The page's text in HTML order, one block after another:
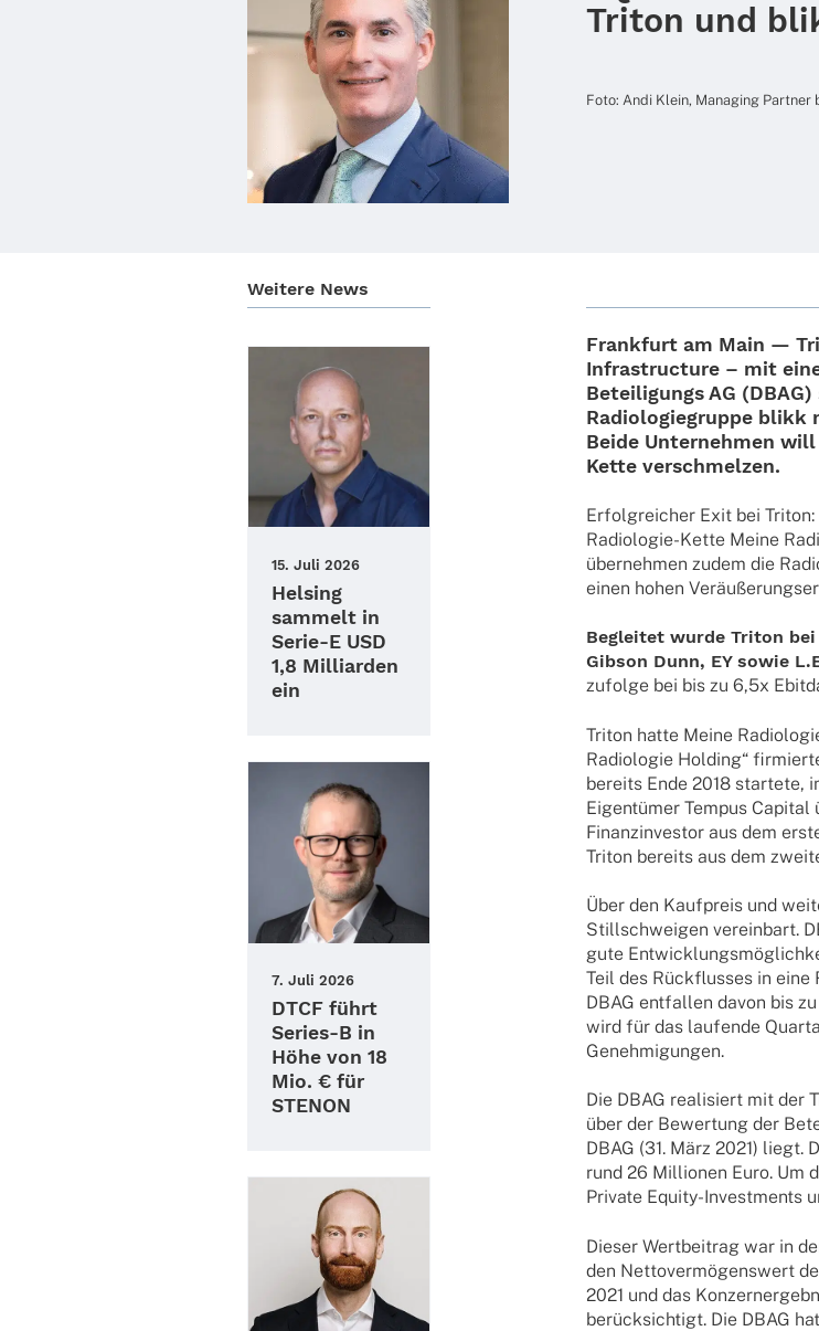
Triton und
Foto: Andi Klein, Mana­ging Part­ner
Weitere News
15. Juli 2026
Helsing
sammelt in
Serie‑E USD
1,8 Milliarden
ein
7. Juli 2026
DTCF führt
Series‑B in
Höhe von 18
Mio. € für
STENON
Frank­furt am Main —
Infra­struc­ture – mit
Betei­li­gungs AG
Radio­lo­gie­gruppe blikk
Beide Unter­neh­men
Kette verschmelzen.
Erfolg­rei­cher Exit bei
Radio­­lo­­gie-Kette Meine
über­neh­men zudem die
einen hohen
Beglei­tet wurde Triton
Gibson Dunn, EY sowie
zufolge bei bis zu 6,5x
Triton hatte Meine
Radio­lo­gie Holding“
bereits Ende 2018 star­tete,
Eigen­tü­mer Tempus
Finanz­in­ves­tor aus dem
Triton bereits aus dem
Über den Kauf­preis und
Still­schwei­gen verein­bart.
gute
Teil des Rück­flus­ses in eine
DBAG entfal­len davon bis
wird für das laufende
Genehmigungen.
Die DBAG reali­siert mit der
über der Bewer­tung der
DBAG (31. März 2021)
rund 26 Millio­nen Euro. Um
Private Equity-Inves­t­­ments
Dieser Wert­bei­trag war in
den Netto­ver­mö­gens­wert
2021 und das
berück­sich­tigt. Die DBAG